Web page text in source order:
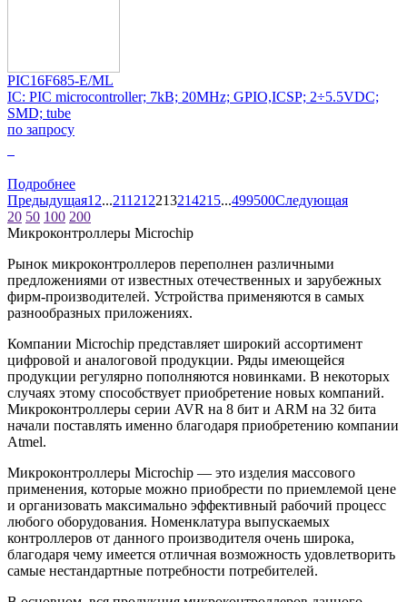
PIC16F685-E/ML
IC: PIC microcontroller; 7kB; 20MHz; GPIO,ICSP; 2÷5.5VDC;
SMD; tube
по запросу
Подробнее
Предыдущая1 2...211 212213214215...499500Следующая
20 50 100 200
Микроконтроллеры Microchip
Рынок микроконтроллеров переполнен различными
предложениями от известных отечественных и зарубежных
фирм-производителей. Устройства применяются в самых
разнообразных приложениях.
Компании Miсrochip представляет широкий ассортимент
цифровой и аналоговой продукции. Ряды имеющейся
продукции регулярно пополняются новинками. В некоторых
случаях этому способствует приобретение новых компаний.
Микроконтроллеры серии AVR на 8 бит и ARM на 32 бита
начали поставлять именно благодаря приобретению компании
Atmel.
Микроконтроллеры Microchip — это изделия массового
применения, которые можно приобрести по приемлемой цене
и организовать максимально эффективный рабочий процесс
любого оборудования. Номенклатура выпускаемых
контроллеров от данного производителя очень широка,
благодаря чему имеется отличная возможность удовлетворить
самые нестандартные потребности потребителей.